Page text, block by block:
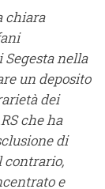
chiara
nella
un deposito
dei
che ha
di
contrario,
e